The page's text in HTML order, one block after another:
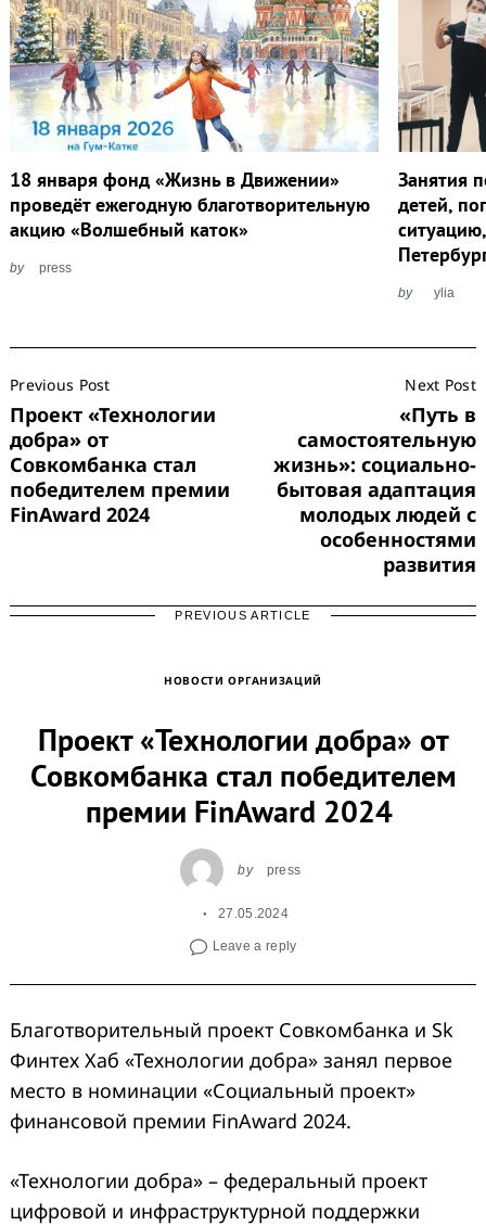
18 января фонд «Жизнь в Движении»
проведёт ежегодную благотворительную
акцию «Волшебный каток»
by press
Занятия
детей,
by ylia
Navigation
Previous Post
Проект «Технологии
добра» от
Совкомбанка стал
победителем премии
FinAward 2024
Next Post
«Путь в
самостоятельную
жизнь»: социально-
бытовая адаптация
молодых людей с
особенностями
развития
PREVIOUS ARTICLE
НОВОСТИ ОРГАНИЗАЦИЙ
Проект «Технологии добра» от
Совкомбанка стал победителем
премии FinAward 2024
by press
27.05.2024
Leave a reply
Благотворительный проект Совкомбанка и Sk
Финтех Хаб «Технологии добра» занял первое
место в номинации «Социальный проект»
финансовой премии FinAward 2024.
«Технологии добра» – федеральный проект
цифровой и инфраструктурной поддержки